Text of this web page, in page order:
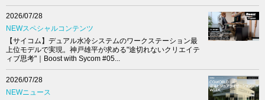
2026/07/28
NEWスペシャルコンテンツ
【サイコム】デュアル水冷システムのワークステーション最
上位モデルで実現。神戸雄平が求める"途切れないクリエイテ
ィブ思考"｜Boost with Sycom #05...
2026/07/28
NEWニュース